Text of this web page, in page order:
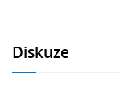
Diskuze